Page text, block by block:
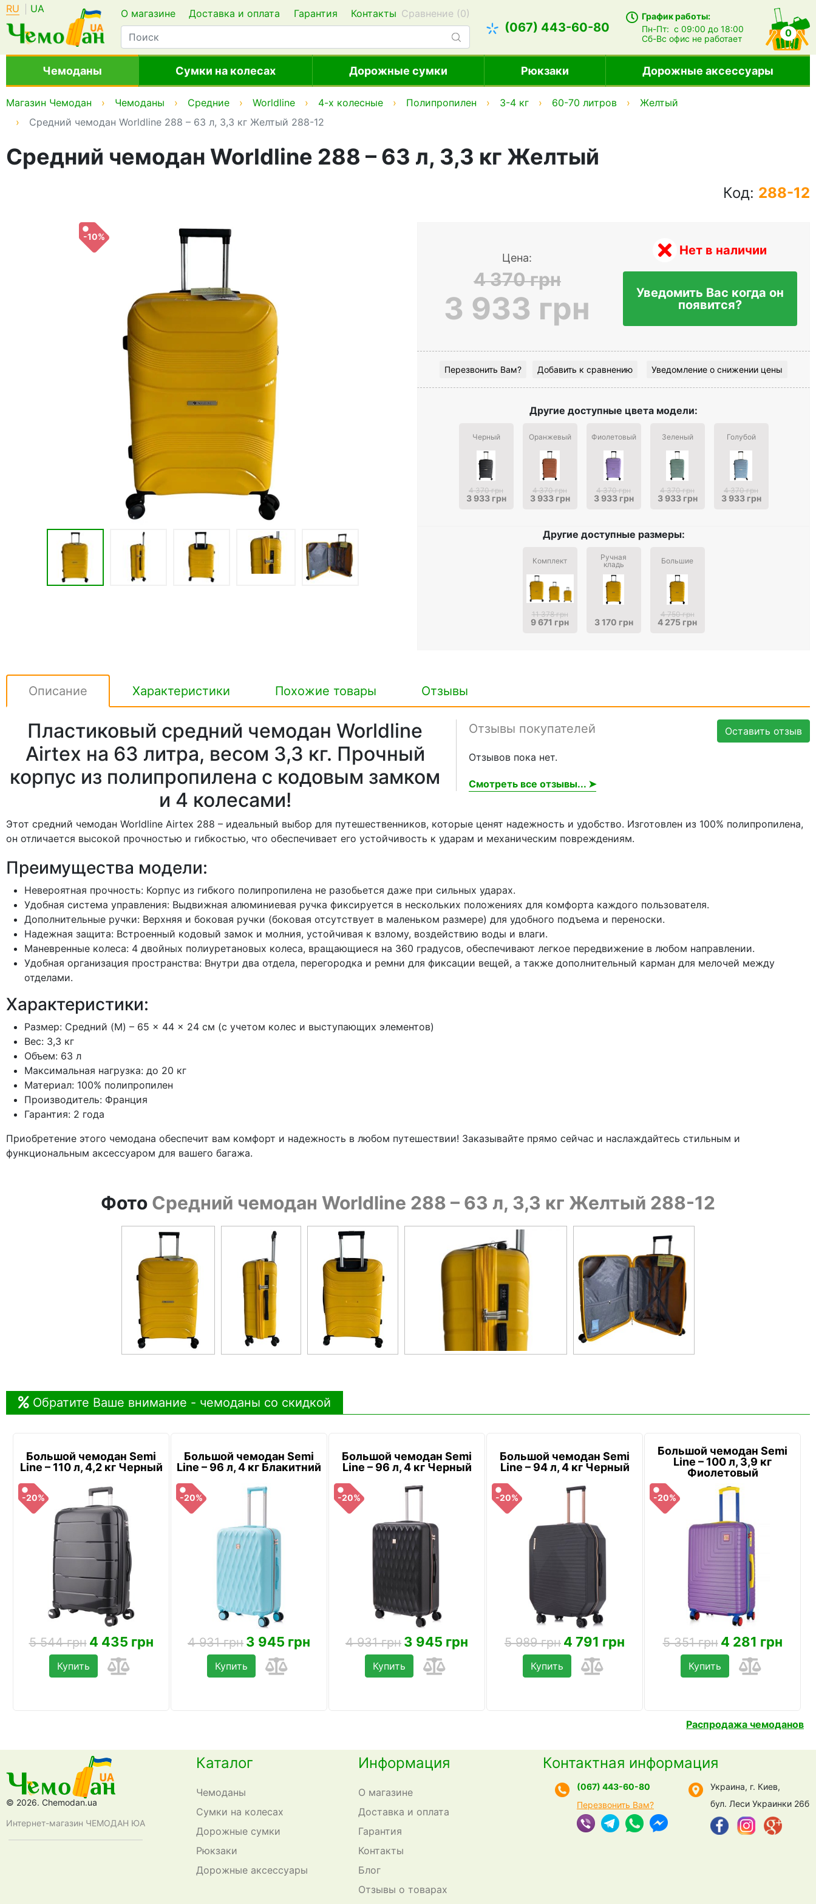
RU UA О магазине Доставка и оплата Гарантия Контакты Сравнение (0)
(067) 443-60-80
График работы:
Пн-Пт:с 09:00 до 18:00
Сб-Всофис не работает 0
Чемоданы Сумки на колесах Дорожные сумки Рюкзаки Дорожные аксессуары
Магазин Чемодан Чемоданы Средние Worldline 4-х колесные Полипропилен 3-4 кг 60-70 литров
Желтый
Средний чемодан Worldline 288 – 63 л, 3,3 кг Желтый 288-12
Средний чемодан Worldline 288 – 63 л, 3,3 кг Желтый
Код: 288-12
-10%
Цена:
4 370 грн
3 933 грн
Нет в наличии
Уведомить Вас когда он
появится?
Перезвонить Вам? Добавить к сравнению Уведомление о снижении цены
Другие доступные цвета модели:
Черный
4 370 грн
3 933 грн
Оранжевый
4 370 грн
3 933 грн
Фиолетовый
4 370 грн
3 933 грн
Зеленый
4 370 грн
3 933 грн
Голубой
4 370 грн
3 933 грн
Другие доступные размеры:
Комплект
11 378 грн
9 671 грн
Ручная
кладь
3 170 грн
Большие
4 750 грн
4 275 грн
Описание Характеристики Похожие товары Отзывы
Оставить отзыв
Отзывы покупателей
Отзывов пока нет.
Смотреть все отзывы... ➤
Пластиковый средний чемодан Worldline
Airtex на 63 литра, весом 3,3 кг. Прочный
корпус из полипропилена с кодовым замком
и 4 колесами!
Этот средний чемодан Worldline Airtex 288 – идеальный выбор для путешественников, которые ценят надежность и удобство. Изготовлен из 100% полипропилена,
он отличается высокой прочностью и гибкостью, что обеспечивает его устойчивость к ударам и механическим повреждениям.
Преимущества модели:
Невероятная прочность: Корпус из гибкого полипропилена не разобьется даже при сильных ударах.
Удобная система управления: Выдвижная алюминиевая ручка фиксируется в нескольких положениях для комфорта каждого пользователя.
Дополнительные ручки: Верхняя и боковая ручки (боковая отсутствует в маленьком размере) для удобного подъема и переноски.
Надежная защита: Встроенный кодовый замок и молния, устойчивая к взлому, воздействию воды и влаги.
Маневренные колеса: 4 двойных полиуретановых колеса, вращающиеся на 360 градусов, обеспечивают легкое передвижение в любом направлении.
Удобная организация пространства: Внутри два отдела, перегородка и ремни для фиксации вещей, а также дополнительный карман для мелочей между
отделами.
Характеристики:
Размер: Средний (M) – 65 × 44 × 24 см (с учетом колес и выступающих элементов)
Вес: 3,3 кг
Объем: 63 л
Максимальная нагрузка: до 20 кг
Материал: 100% полипропилен
Производитель: Франция
Гарантия: 2 года
Приобретение этого чемодана обеспечит вам комфорт и надежность в любом путешествии! Заказывайте прямо сейчас и наслаждайтесь стильным и
функциональным аксессуаром для вашего багажа.
Фото Средний чемодан Worldline 288 – 63 л, 3,3 кг Желтый 288-12
Обратите Ваше внимание - чемоданы со скидкой
Большой чемодан Semi
Line – 110 л, 4,2 кг Черный
-20%
5 544 грн 4 435 грн
Купить
Большой чемодан Semi
Line – 96 л, 4 кг Блакитний
-20%
4 931 грн 3 945 грн
Купить
Большой чемодан Semi
Line – 96 л, 4 кг Черный
-20%
4 931 грн 3 945 грн
Купить
Большой чемодан Semi
Line – 94 л, 4 кг Черный
-20%
5 989 грн 4 791 грн
Купить
Большой чемодан Semi
Line – 100 л, 3,9 кг
Фиолетовый
-20%
5 351 грн 4 281 грн
Купить
Распродажа чемоданов
© 2026. Chemodan.ua
Интернет-магазин ЧЕМОДАН ЮА
Каталог
Чемоданы
Сумки на колесах
Дорожные сумки
Рюкзаки
Дорожные аксессуары
Информация
О магазине
Доставка и оплата
Гарантия
Контакты
Блог
Отзывы о товарах
Контактная информация
(067) 443-60-80
Перезвонить Вам?
Украина, г. Киев,
бул. Леси Украинки 26б